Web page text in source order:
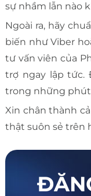
sự nhầm lẫn nào
Ngoài ra, hãy
biến như Viber
tư vấn viên của
trợ ngay lập tức.
trong những phút
Xin chân thành
thật suôn sẻ trên